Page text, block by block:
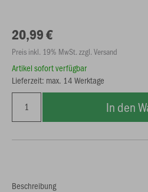
20,99 €
Preis inkl. 19% MwSt. zzgl. Versand
Artikel sofort verfügbar
Lieferzeit: max. 14 Werktage
In den
Beschreibung